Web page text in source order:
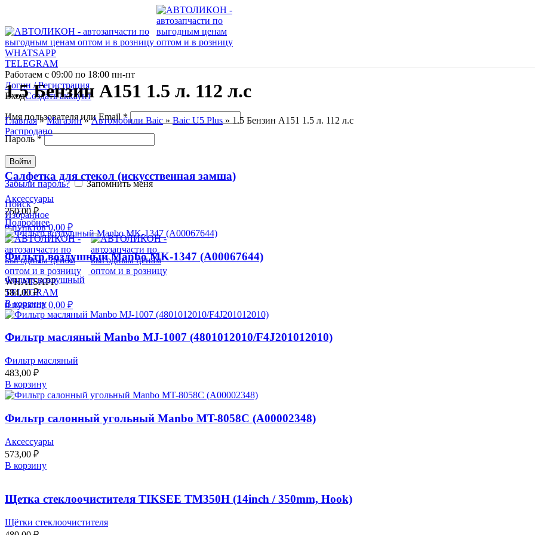
WHATSAPP
TELEGRAM
Работаем с 09:00 по 18:00 пн-пт
Логин / Регистрация
ВходСоздать аккаунт
Имя пользователя или Email*
Пароль *
Войти
Забыли пароль?
Запомнить меня
Поиск
Избранное
0пунктов 0,00 ₽
WHATSAPP
TELEGRAM
0пунктов 0,00 ₽
1.5 Бензин A151 1.5 л. 112 л.с
Главная»Магазин»Автомобили Baic » Baic U5 Plus » 1.5 Бензин A151 1.5 л. 112 л.с
Распродано
Салфетка для стекол (искусственная замша)
Аксессуары
250,00₽
Подробнее
Фильтр воздушный Manbo MK-1347 (A00067644)
Фильтр воздушный
584,00₽
В корзину
Фильтр масляный Manbo MJ-1007 (4801012010/F4J201012010)
Фильтр масляный
483,00 ₽
В корзину
Фильтр салонный угольный Manbo MT-8058C (A00002348)
Аксессуары
573,00 ₽
В корзину
Щетка стеклоочистителя TIKSEE TM350H (14inch / 350mm, Hook)
Щётки стеклоочистителя